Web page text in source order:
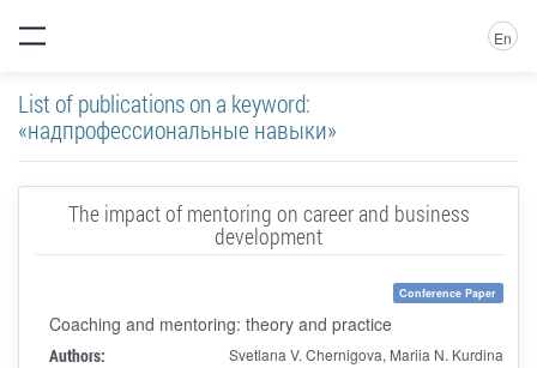
En
List of publications on a keyword:
«надпрофессиональные навыки»
The impact of mentoring on career and business
development
Conference Paper
Coaching and mentoring: theory and practice
Authors: Svetlana V. Chernigova, Mariia N. Kurdina